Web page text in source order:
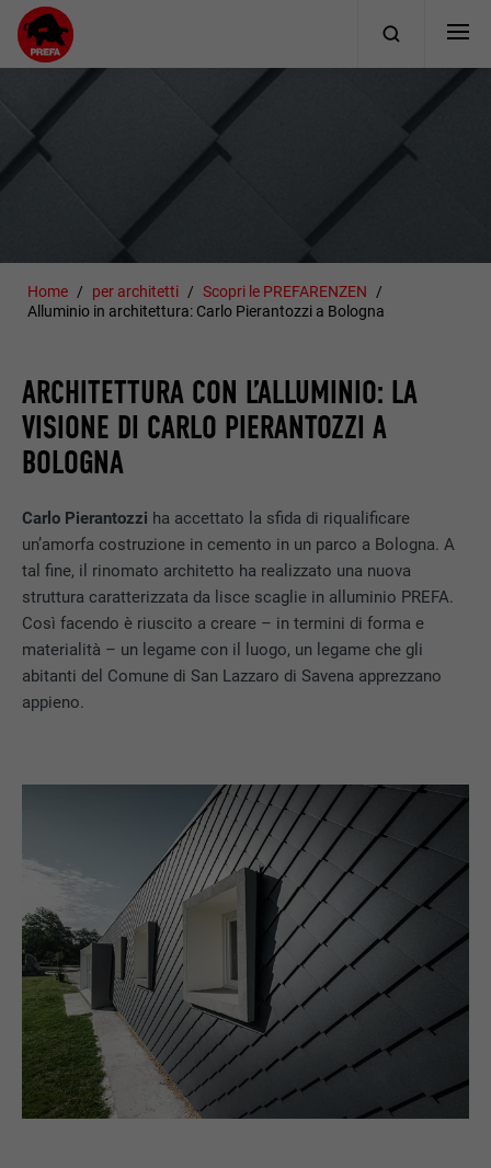
Home per architetti
Scopri le PREFARENZEN
Alluminio in architettura: Carlo Pierantozzi a Bologna
ARCHITETTURA CON L’ALLUMINIO: LA
VISIONE DI CARLO PIERANTOZZI A
BOLOGNA
Carlo Pierantozzi ha accettato la sfida di riqualificare
un’amorfa costruzione in cemento in un parco a Bologna. A
tal fine, il rinomato architetto ha realizzato una nuova
struttura caratterizzata da lisce scaglie in alluminio PREFA.
Così facendo è riuscito a creare – in termini di forma e
materialità – un legame con il luogo, un legame che gli
abitanti del Comune di San Lazzaro di Savena apprezzano
appieno.